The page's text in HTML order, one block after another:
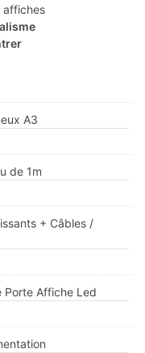
affiches
A3
de 1m
+ Câbles /
Porte Affiche Led